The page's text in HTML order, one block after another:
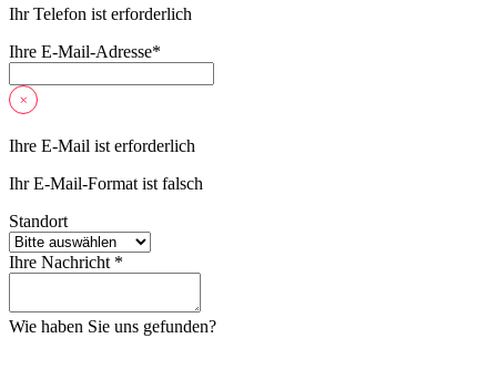
Ihr Telefon ist erforderlich
Ihre E-Mail-Adresse*
Ihre E-Mail ist erforderlich
Ihr E-Mail-Format ist falsch
Standort
Ihre Nachricht *
Wie haben Sie uns gefunden?